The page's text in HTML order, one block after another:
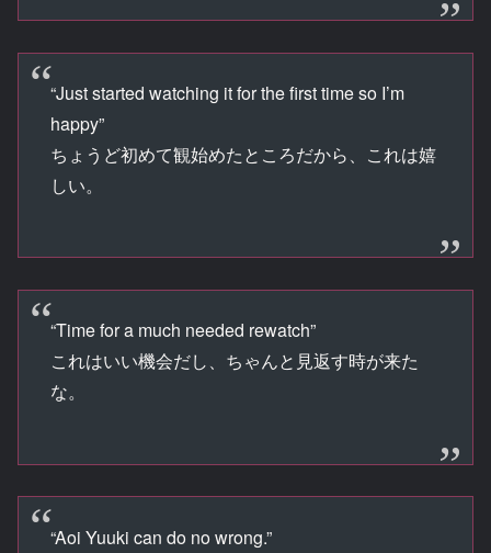
“Just started watching it for the first time so I’m
happy”
ちょうど初めて観始めたところだから、これは嬉
しい。
“Time for a much needed rewatch”
これはいい機会だし、ちゃんと見返す時が来た
な。
“Aoi Yuuki can do no wrong.”